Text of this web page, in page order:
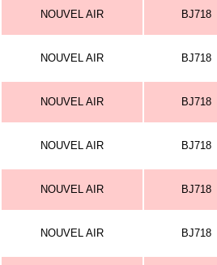
NOUVEL AIR BJ718
NOUVEL AIR BJ718
NOUVEL AIR BJ718
NOUVEL AIR BJ718
NOUVEL AIR BJ718
NOUVEL AIR BJ718